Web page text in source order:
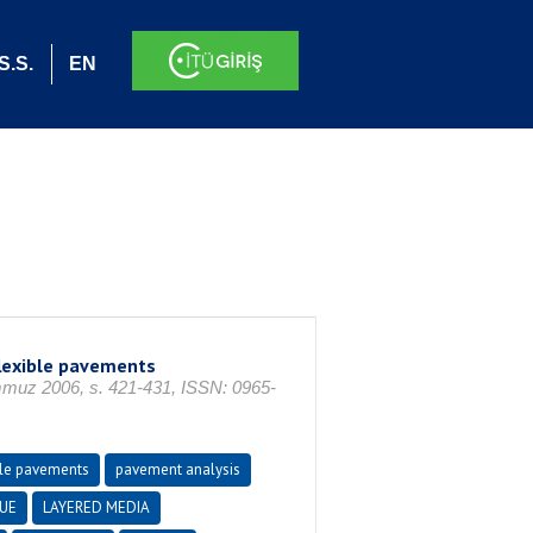
EN
pavements
2006, s. 421-431, ISSN: 0965-
pavements
pavement analysis
LAYERED MEDIA